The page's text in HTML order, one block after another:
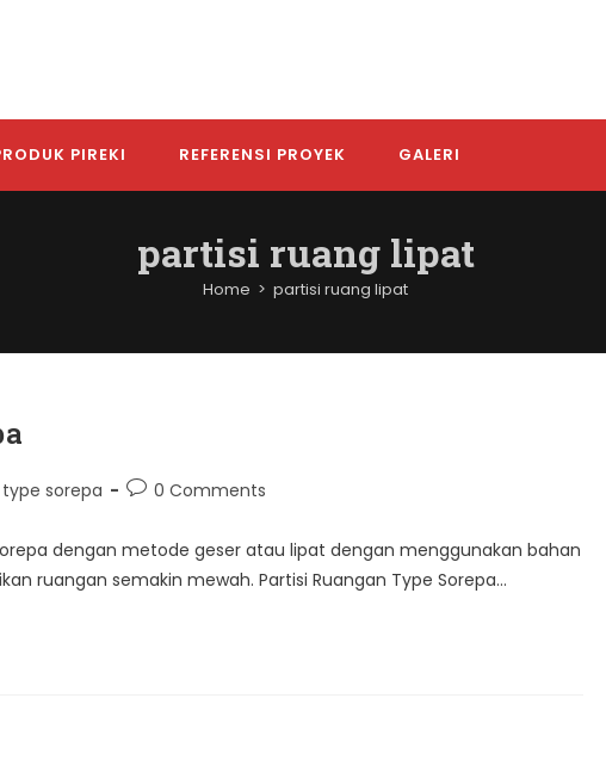
PIREKI REFERENSI PROYEK GALERI
partisi ruang lipat
Home > partisi ruang lipat
sorepa
Post0 Comments
dengan metode geser atau lipat dengan menggunakan bahan
ruangan semakin mewah. Partisi Ruangan Type Sorepa…